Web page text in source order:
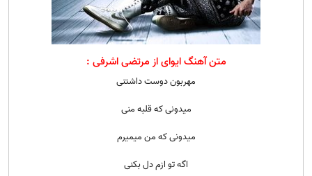
متن آهنگ ایوای از مرتضی اشرفی :
مهربون دوست داشتنی
میدونی که قلبه منی
میدونی که من میمیرم
اگه تو ازم دل بکنی